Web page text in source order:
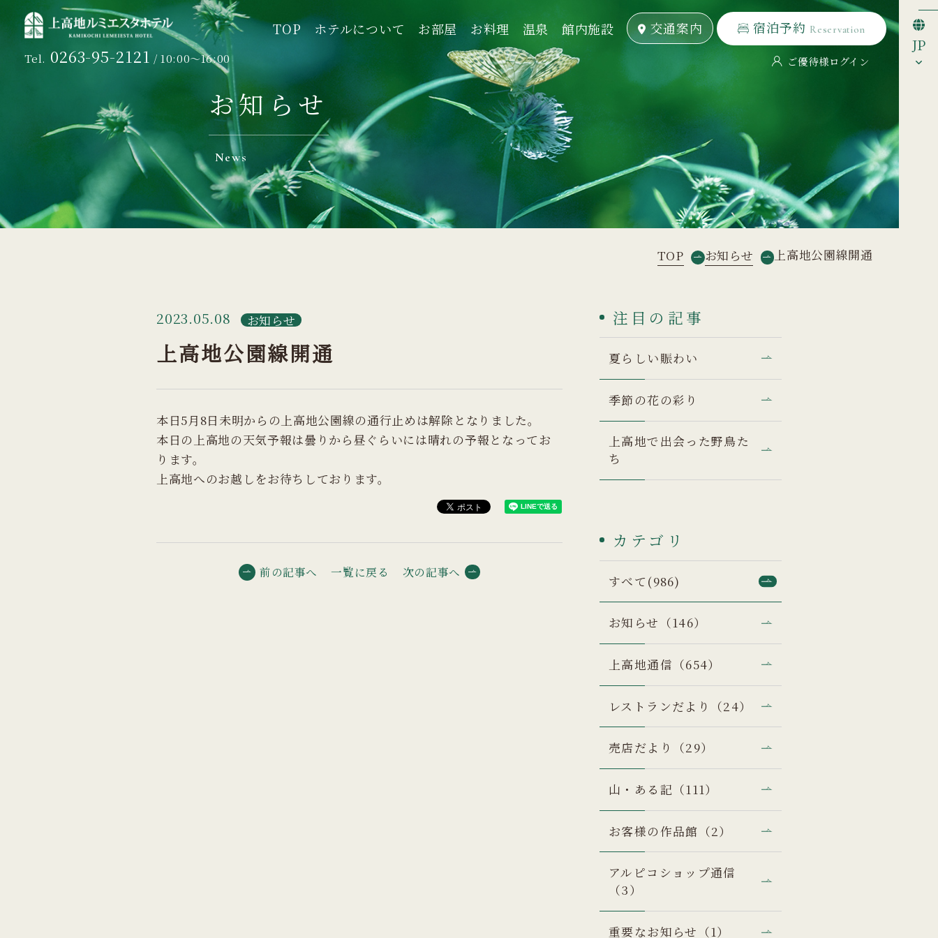
Tel. 0263-95-2121 / 10:00～16:00
TOP ホテルについて お部屋 お料理 温泉 館内施設 交通案内 宿泊予約 Reservation
ご優待様ログイン
TOP ホテルについて お部屋 お料理 温泉 館内施設 交通案内 宿泊予約 Reservation
JP
お知らせ
News
TOP お知らせ 上高地公園線開通
2023.05.08 お知らせ
上高地公園線開通
本日5月8日未明からの上高地公園線の通行止めは解除となりました。
本日の上高地の天気予報は曇りから昼ぐらいには晴れの予報となってお
ります。
上高地へのお越しをお待ちしております。
前の記事へ 一覧に戻る 次の記事へ
注目の記事
夏らしい賑わい
季節の花の彩り
上高地で出会った野鳥た
ち
カテゴリ
すべて(986)
お知らせ（146）
上高地通信（654）
レストランだより（24）
売店だより（29）
山・ある記（111）
お客様の作品館（2）
アルピコショップ通信
（3）
重要なお知らせ（1）